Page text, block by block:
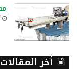
أخر المقالات